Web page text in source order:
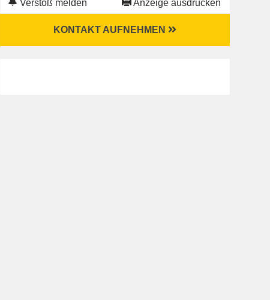
Verstoß melden Anzeige ausdrucken
KONTAKT AUFNEHMEN